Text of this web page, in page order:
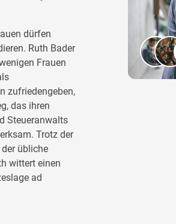
dürfen
Ruth Bader
Frauen
zufriedengeben,
das ihren
Steueranwalts
Trotz der
übliche
wittert einen
ad